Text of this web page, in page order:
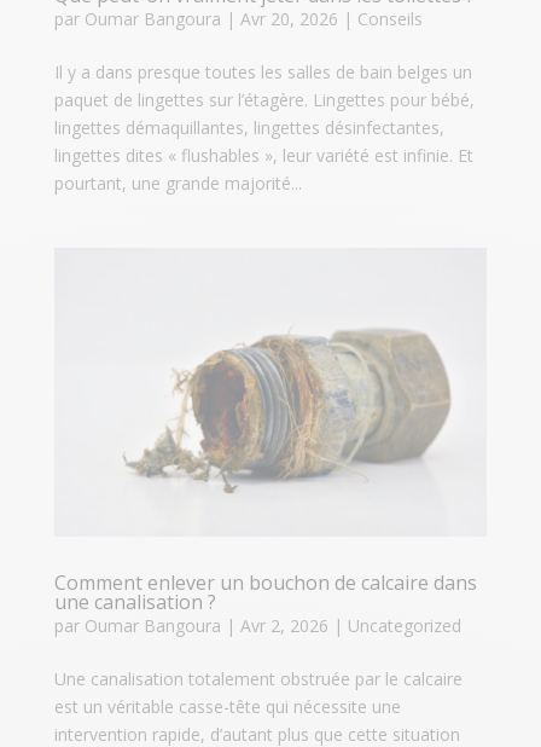
par Oumar Bangoura | Avr 20, 2026 | Conseils
Il y a dans presque toutes les salles de bain belges un
paquet de lingettes sur l’étagère. Lingettes pour bébé,
lingettes démaquillantes, lingettes désinfectantes,
lingettes dites « flushables », leur variété est infinie. Et
pourtant, une grande majorité...
Comment enlever un bouchon de calcaire dans
une canalisation ?
par Oumar Bangoura | Avr 2, 2026 | Uncategorized
Une canalisation totalement obstruée par le calcaire
est un véritable casse-tête qui nécessite une
intervention rapide, d’autant plus que cette situation